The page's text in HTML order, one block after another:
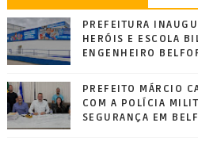
PREFEITURA
HERÓIS E ESCOLA
ENGENHEIRO
PREFEITO MÁRCIO
COM A POLÍCIA
SEGURANÇA EM